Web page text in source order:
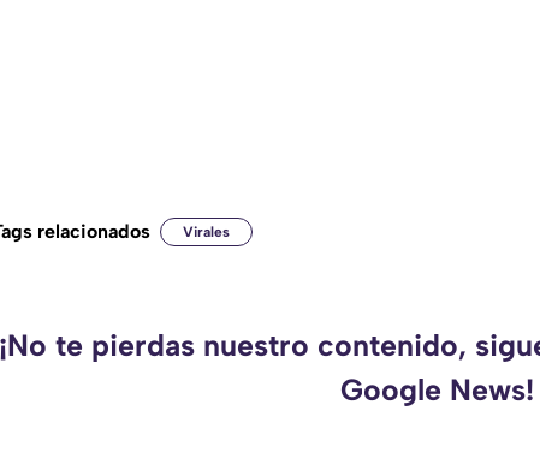
relacionados Virales
¡No te pierdas nuestro contenido,
Google News!